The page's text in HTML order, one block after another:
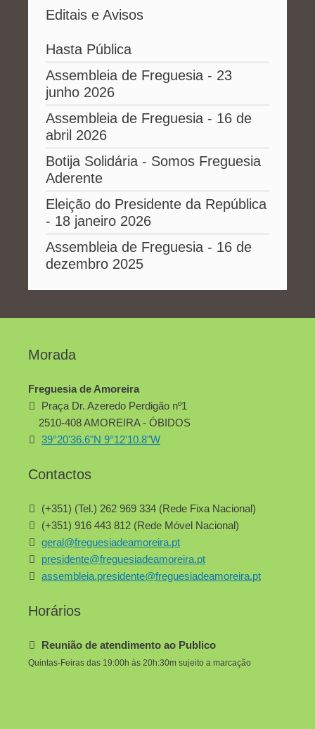
Editais e Avisos
Hasta Pública
Assembleia de Freguesia - 23
junho 2026
Assembleia de Freguesia - 16 de
abril 2026
Botija Solidária - Somos Freguesia
Aderente
Eleição do Presidente da República
- 18 janeiro 2026
Assembleia de Freguesia - 16 de
dezembro 2025
Morada
Freguesia de Amoreira
Praça Dr. Azeredo Perdigão nº1
2510-408 AMOREIRA - ÓBIDOS
39°20'36.6"N 9°12'10.8"W
Contactos
(+351) (Tel.) 262 969 334 (Rede Fixa Nacional)
(+351) 916 443 812 (Rede Móvel Nacional)
geral@freguesiadeamoreira.pt
presidente@freguesiadeamoreira.pt
assembleia.presidente@freguesiadeamoreira.pt
Horários
Reunião de atendimento ao Publico
Quintas-Feiras das 19:00h às 20h:30m sujeito a marcação